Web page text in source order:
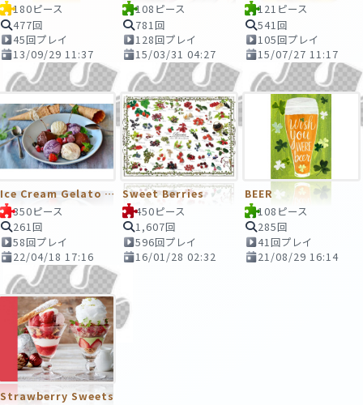
180ピース
477回
45回プレイ
13/09/29 11:37
108ピース
781回
128回プレイ
15/03/31 04:27
121ピース
541回
105回プレイ
15/07/27 11:17
Ice Cream Gelato Dessert Sweet Fruits Berries
350ピース
261回
58回プレイ
22/04/18 17:16
Sweet Berries
450ピース
1,607回
596回プレイ
16/01/28 02:32
BEER
108ピース
285回
41回プレイ
21/08/29 16:14
Strawberry Sweets